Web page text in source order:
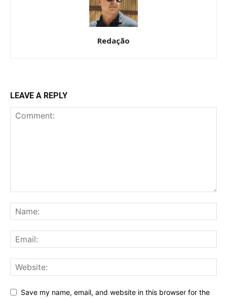
Redação
LEAVE A REPLY
Save my name, email, and website in this browser for the